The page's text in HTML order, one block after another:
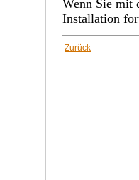
Wenn Sie mit
Installation
Zurück